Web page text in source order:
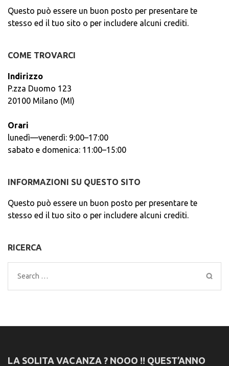
Questo può essere un buon posto per presentare te
stesso ed il tuo sito o per includere alcuni crediti.
COME TROVARCI
Indirizzo
P.zza Duomo 123
20100 Milano (MI)
Orari
lunedì—venerdì: 9:00–17:00
sabato e domenica: 11:00–15:00
INFORMAZIONI SU QUESTO SITO
Questo può essere un buon posto per presentare te
stesso ed il tuo sito o per includere alcuni crediti.
RICERCA
Search
for:
LA SOLITA VACANZA ? NOOO !! QUEST’ANNO